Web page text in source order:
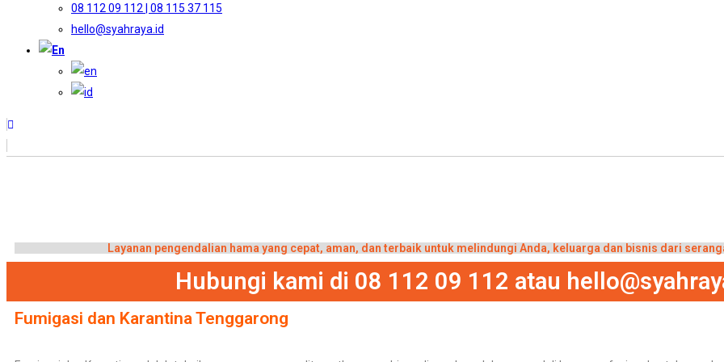
08 112 09 112 | 08 115 37 115
hello@syahraya.id
Layanan pengendalian hama yang cepat, aman, dan terbaik untuk melindungi Anda, keluarga dan bisnis dari
Hubungi kami di 08 112 09 112 atau
Fumigasi dan Karantina Tenggarong